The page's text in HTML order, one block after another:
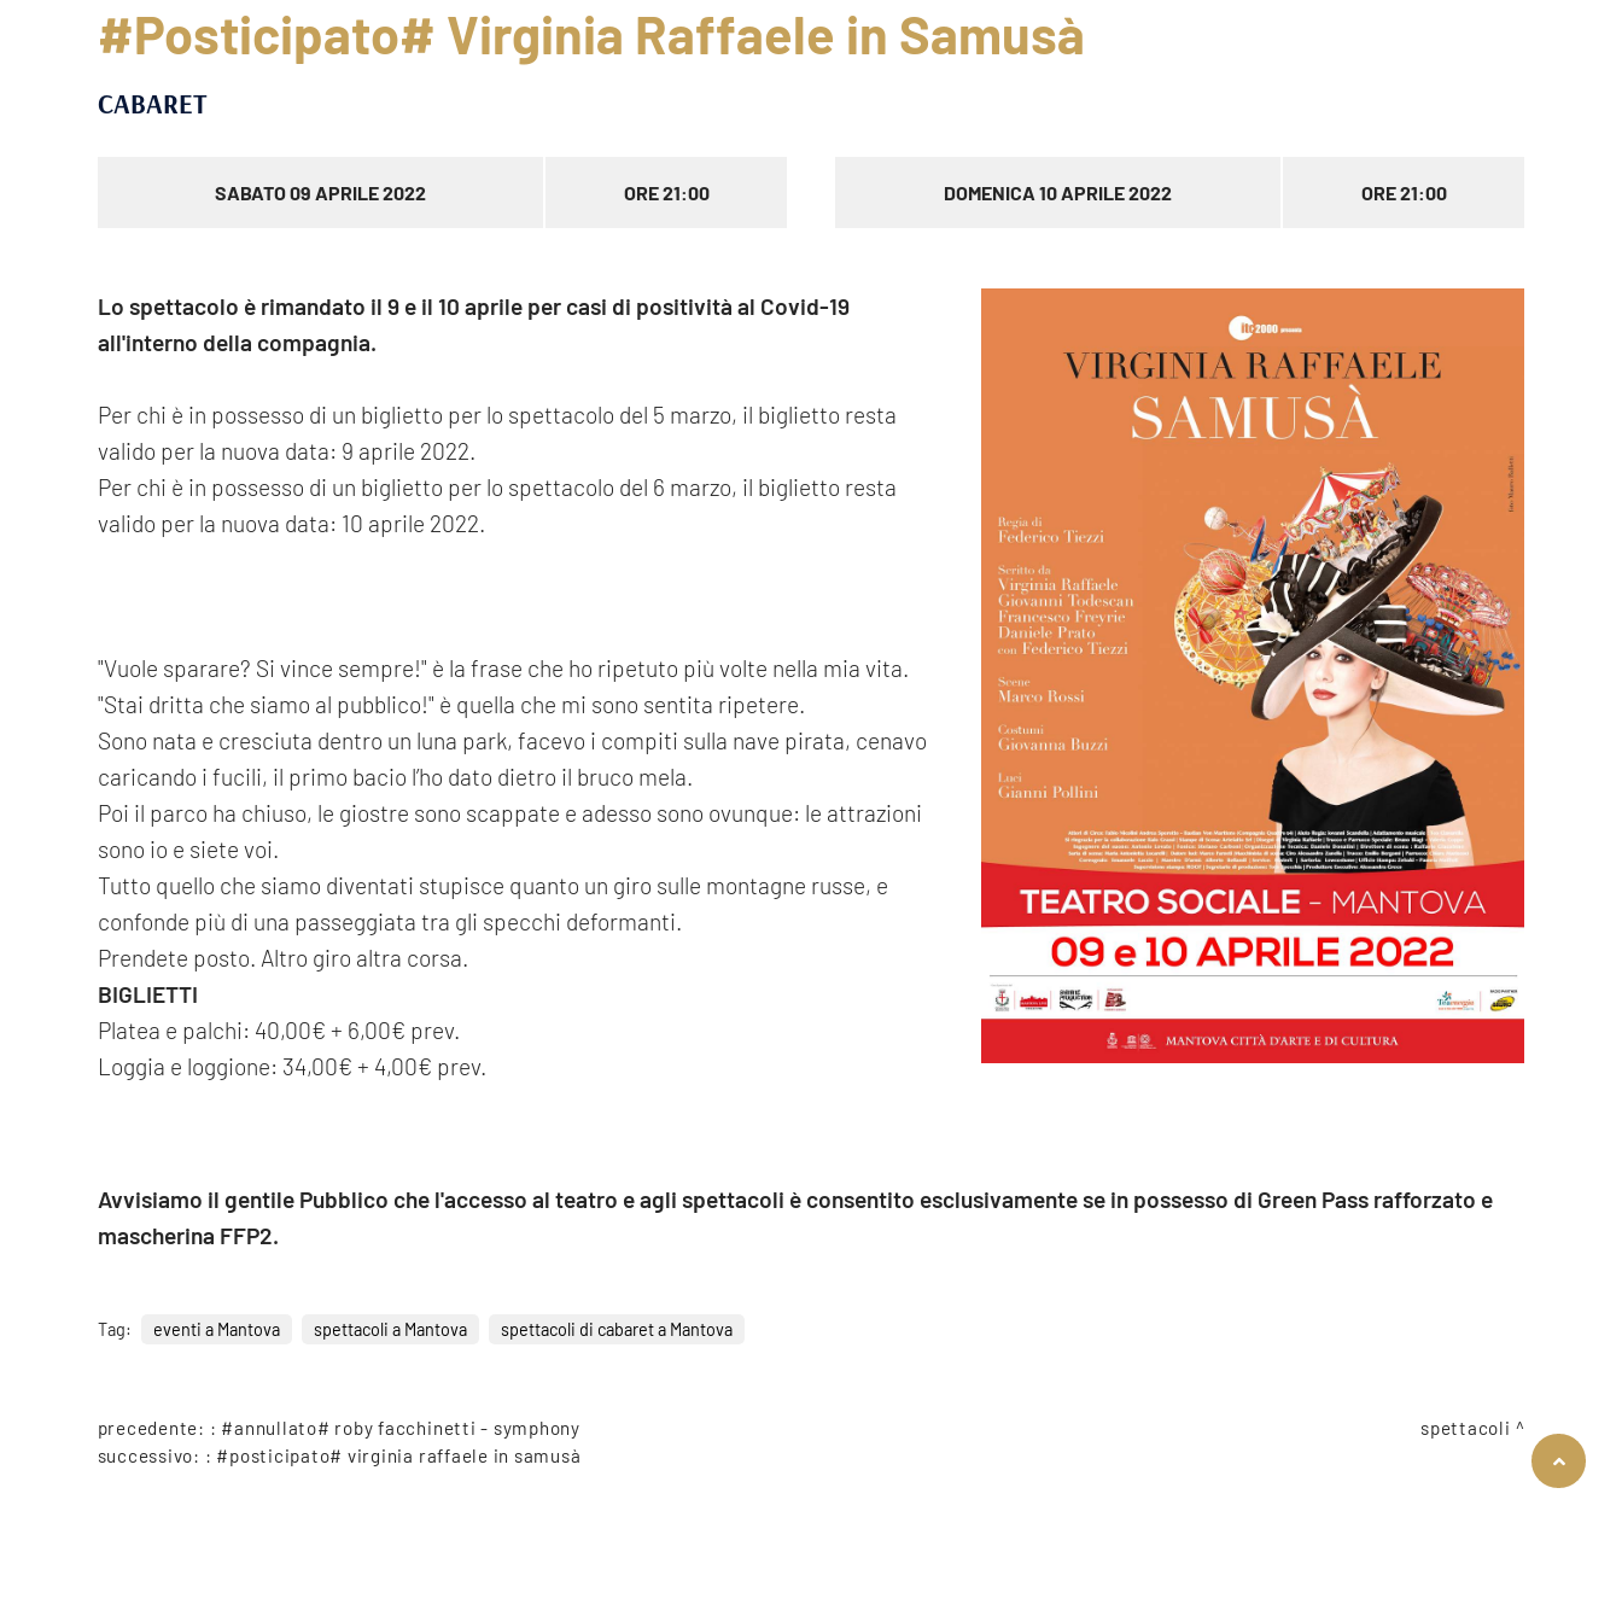
#Posticipato# Virginia Raffaele in Samusà
CABARET
SABATO 09 APRILE 2022 ORE 21:00 DOMENICA 10 APRILE 2022 ORE 21:00
Lo spettacolo è rimandato il 9 e il 10 aprile per casi di positività al Covid-19
all'interno della compagnia.
Per chi è in possesso di un biglietto per lo spettacolo del 5 marzo, il biglietto resta
valido per la nuova data: 9 aprile 2022.
Per chi è in possesso di un biglietto per lo spettacolo del 6 marzo, il biglietto resta
valido per la nuova data: 10 aprile 2022.
"Vuole sparare? Si vince sempre!" è la frase che ho ripetuto più volte nella mia vita.
"Stai dritta che siamo al pubblico!" è quella che mi sono sentita ripetere.
Sono nata e cresciuta dentro un luna park, facevo i compiti sulla nave pirata, cenavo
caricando i fucili, il primo bacio l’ho dato dietro il bruco mela.
Poi il parco ha chiuso, le giostre sono scappate e adesso sono ovunque: le attrazioni
sono io e siete voi.
Tutto quello che siamo diventati stupisce quanto un giro sulle montagne russe, e
confonde più di una passeggiata tra gli specchi deformanti.
Prendete posto. Altro giro altra corsa.
BIGLIETTI
Platea e palchi: 40,00€ + 6,00€ prev.
Loggia e loggione: 34,00€ + 4,00€ prev.
Avvisiamo il gentile Pubblico che l'accesso al teatro e agli spettacoli è consentito esclusivamente se in possesso di Green Pass rafforzato e
mascherina FFP2.
Tag: eventi a Mantova spettacoli a Mantova spettacoli di cabaret a Mantova
precedente: : #annullato# roby facchinetti - symphony
successivo: : #posticipato# virginia raffaele in samusà
spettacoli